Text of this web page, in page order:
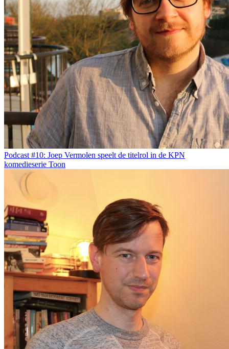
Podcast #10: Joep Vermolen speelt de titelrol in de KPN
komedieserie Toon